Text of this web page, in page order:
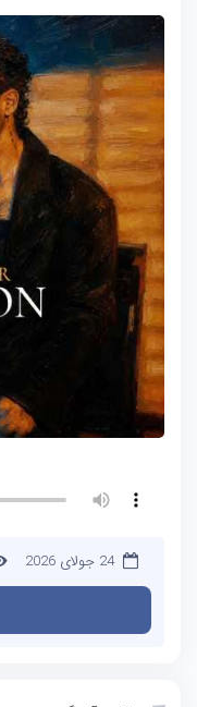
24 جولای 2026